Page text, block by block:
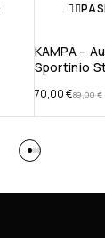
KAMPA –
Sportinio
89,00€
70,00€